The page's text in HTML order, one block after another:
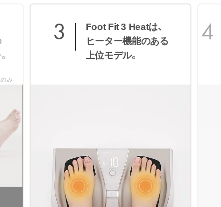
お部屋のイメージに
あわせて選べる
2つのカラーバリエーション。
を提供する場合があります。代替品の提供によ
り設定された保証期間は延長されません。
詳しくは「 きちんと保証サービス規定」をご確
認ください。
製品の取扱説明書に記載されている使用上の注意等に
従い正常に使用したにもかかわらず本製品が正常に機
能しなくなった場合
物損故障
ご加入いただいたお客様または第三者の故意または重
※返品などの要望につきましては
「ご利用ガイド 返品・
交換について」をご確認ください。
STEP